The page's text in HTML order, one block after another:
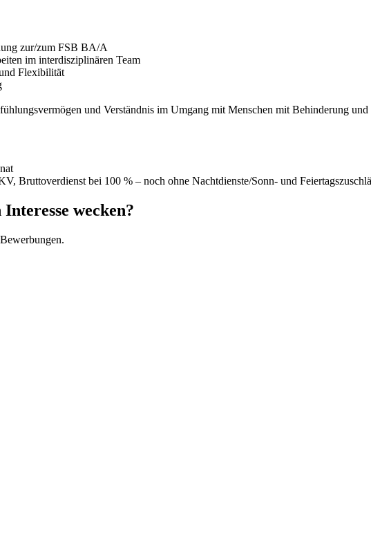
zur/zum FSB BA/A
im interdisziplinären Team
Flexibilität
und Verständnis im Umgang mit Menschen mit Behinderung
Bruttoverdienst bei 100 % – noch ohne Nachtdienste/Sonn- und
wecken?